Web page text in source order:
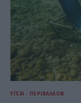
ΥΓΕΊΑ - ΠΕΡΙΒΆΛΛΟΝ